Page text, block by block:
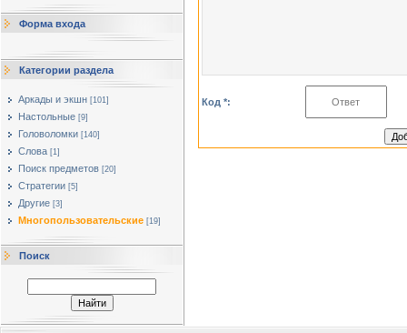
Форма входа
Категории раздела
Аркады и экшн [101]
Настольные [9]
Головоломки [140]
Слова [1]
Поиск предметов [20]
Стратегии [5]
Другие [3]
Многопользовательские [19]
Поиск
Код *: